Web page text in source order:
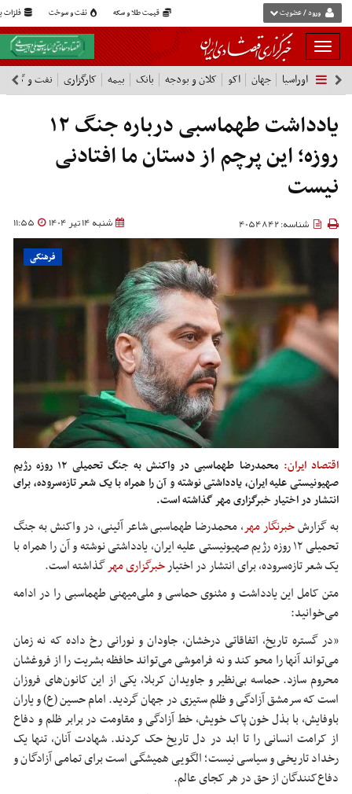
قیمت طلا و سکه نفت و سوخت فلزات ورود / عضویت
بار
و
بسته
نمودن
فهرست
اوراسیا جهان اکو کلان و بودجه بانک بیمه کارگزاری نفت و گاز
یادداشت طهماسبی درباره جنگ ۱۲
روزه؛ این پرچم از دستان ما افتادنی
نیست
شنبه 14 تیر 1404 11:55 شناسه: 4054842
فرهنگی
اقتصاد ایران:
محمدرضا طهماسبی در واکنش به جنگ تحمیلی ۱۲ روزه رژیم
صهیونیستی علیه ایران، یادداشتی نوشته و آن را همراه با یک شعر تازه‌سروده، برای
انتشار در اختیار خبرگزاری مهر گذاشته است.
به گزارشخبرنگار مهر، محمدرضا طهماسبی شاعر آئینی، در واکنش به جنگ
تحمیلی ۱۲ روزه رژیم صهیونیستی علیه ایران، یادداشتی نوشته و آن را همراه با
یک شعر تازه‌سروده، برای انتشار در اختیارخبرگزاری مهرگذاشته است.
متن کامل این یادداشت و مثنوی حماسی و ملی‌میهنی طهماسبی را در ادامه
می‌خوانید:
«در گستره تاریخ، اتفاقاتی درخشان، جاودان و نورانی رخ داده که نه زمان
می‌تواند آنها را محو کند و نه فراموشی می‌تواند حافظه بشریت را از فروغشان
محروم سازد. حماسه بی‌نظیر و جاویدان کربلا، یکی از این کانون‌های فروزان
است که سرمشق آزادگی و ظلم ستیزی در جهان گردید. امام حسین (ع)و یاران
باوفایش، با بذل خون پاک خویش، خط آزادگی و مقاومت در برابر ظلم و دفاع
از کرامت انسانی را تا ابد در دل تاریخ حک کردند. شهادت آنان، تنها یک
رخداد تاریخی و سیاسی نیست؛ الگویی همیشگی است برای تمامی آزادگان و
دفاع‌کنندگان از حق در هر کجای عالم.